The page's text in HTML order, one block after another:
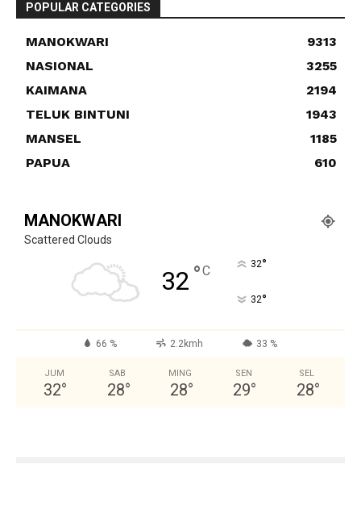
POPULAR CATEGORIES
MANOKWARI
9313
NASIONAL
3255
KAIMANA
2194
TELUK BINTUNI
1943
MANSEL
1185
PAPUA
610
MANOKWARI
Scattered Clouds
32 °C 32°
32°
66 % 2.2kmh 33 %
JUM
32°
SAB
28°
MING
28°
SEN
29°
SEL
28°